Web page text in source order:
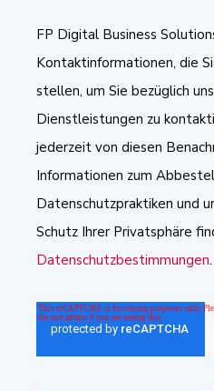
FP Digital Business
Kontaktinformationen, die
stellen, um Sie bezüglich
Dienstleistungen zu
jederzeit von diesen
Informationen zum
Datenschutzpraktiken und
Schutz Ihrer Privatsphäre
Datenschutzbestimmungen.